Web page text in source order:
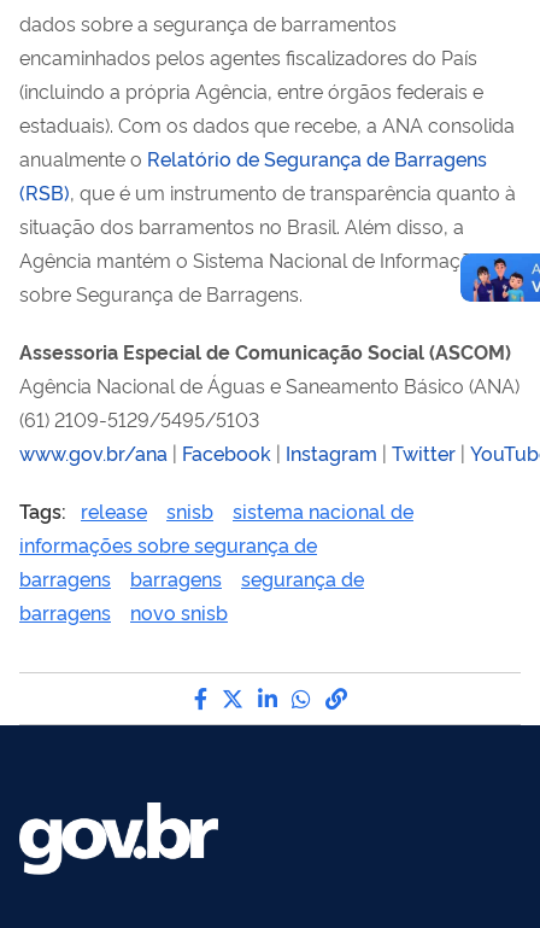
dados sobre a segurança de barramentos
encaminhados pelos agentes fiscalizadores do País
(incluindo a própria Agência, entre órgãos federais e
estaduais). Com os dados que recebe, a ANA consolida
anualmente o Relatório de Segurança de Barragens
(RSB), que é um instrumento de transparência quanto à
situação dos barramentos no Brasil. Além disso, a
Agência mantém o Sistema Nacional de Informações
sobre Segurança de Barragens.
Assessoria Especial de Comunicação Social (ASCOM)
Agência Nacional de Águas e Saneamento Básico (ANA)
(61) 2109-5129/5495/5103
www.gov.br/ana | Facebook | Instagram | Twitter |
Tags: release snisb
sistema nacional de
informações sobre segurança de
barragens
barragens
segurança de
barragens
novo snisb
Compartilhe por Facebook
Compartilhe por Twitter
Compartilhe por
Compartilhe por
link para Copiar